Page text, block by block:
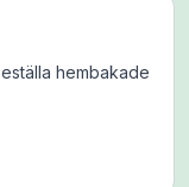
hembakade